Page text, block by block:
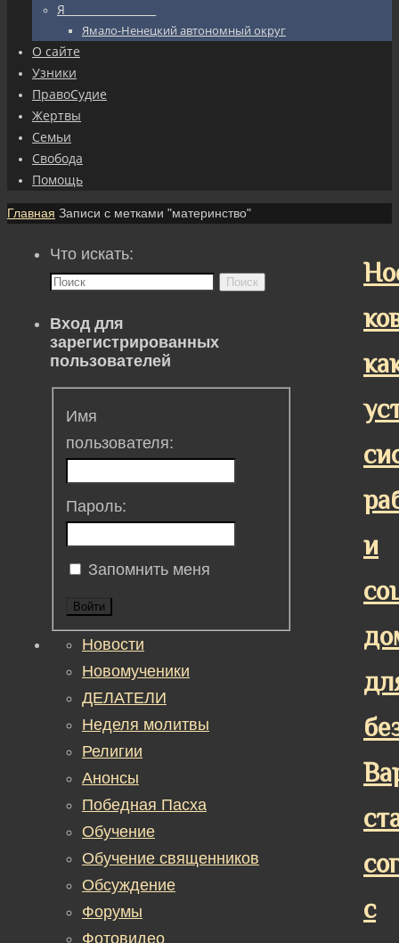
Я_________________
Ямало-Ненецкий автономный округ
О сайте
Узники
ПравоСудие
Жертвы
Семьи
Свобода
Помощь
Главная Записи с метками "материнство"
и
с
Что искать:
Поиск
Вход для
зарегистрированных
пользователей
Имя
пользователя:
Пароль:
Запомнить меня
Войти
Новости
Новомученики
ДЕЛАТЕЛИ
Неделя молитвы
Религии
Анонсы
Победная Пасха
Обучение
Обучение священников
Обсуждение
Форумы
Фотовидео